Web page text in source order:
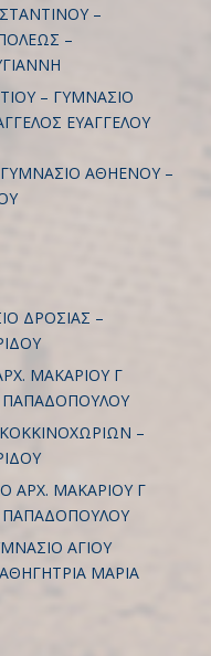
–
–
– ΓΥΜΝΑΣΙΟ
ΕΥΑΓΓΕΛΟΥ
ΓΥΜΝΑΣΙΟ ΑΘΗΕΝΟΥ –
ΔΡΟΣΙΑΣ –
ΜΑΚΑΡΙΟΥ Γ
ΠΑΠΑΔΟΠΟΥΛΟΥ
–
ΑΡΧ. ΜΑΚΑΡΙΟΥ Γ
ΠΑΠΑΔΟΠΟΥΛΟΥ
ΑΓΙΟΥ
ΜΑΡΙΑ